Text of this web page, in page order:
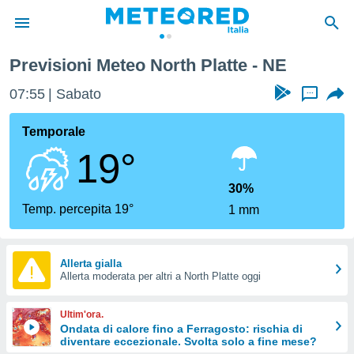
di
per
le
di
Web
le
Previsioni Meteo North Platte - NE
07:55 Sabato ...
Temporale
19°
Temp. percepita 19°
30%
1 mm
Allerta gialla
Allerta moderata per altri a North Platte oggi
Ultim'ora.
Ondata di calore fino a Ferragosto: rischia di
diventare eccezionale. Svolta solo a fine mese?